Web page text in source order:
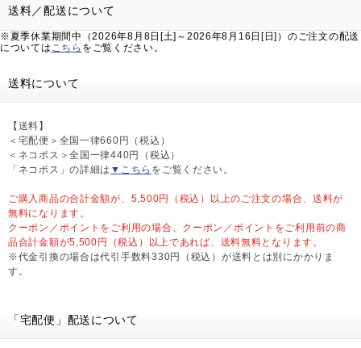
送料／配送について
※夏季休業期間中（2026年8月8日[土]～2026年8月16日[日]）のご注文の配送
については こちら をご覧ください。
送料について
【送料】
＜宅配便＞全国一律660円（税込）
＜ネコポス＞全国一律440円（税込）
「ネコポス」の詳細は ▼こちら をご覧ください。
ご購入商品の合計金額が、5,500円（税込）以上のご注文の場合、送料が
無料になります。
クーポン／ポイントをご利用の場合、クーポン／ポイントをご利用前の商
品合計金額が5,500円（税込）以上であれば、送料無料となります。
※代金引換の場合は代引手数料330円（税込）が送料とは別にかかりま
す。
「宅配便」配送について